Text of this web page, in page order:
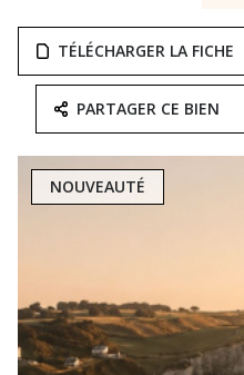
TÉLÉCHARGER LA FICHE
PARTAGER CE BIEN
NOUVEAUTÉ